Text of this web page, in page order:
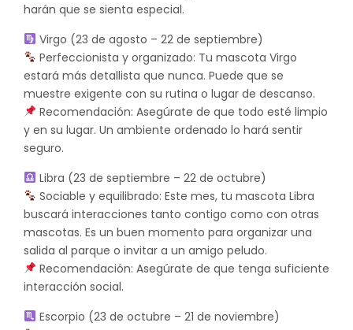
harán que se sienta especial.
Virgo (23 de agosto – 22 de septiembre)
Perfeccionista y organizado: Tu mascota Virgo
estará más detallista que nunca. Puede que se
muestre exigente con su rutina o lugar de descanso.
Recomendación: Asegúrate de que todo esté limpio
y en su lugar. Un ambiente ordenado lo hará sentir
seguro.
Libra (23 de septiembre – 22 de octubre)
Sociable y equilibrado: Este mes, tu mascota Libra
buscará interacciones tanto contigo como con otras
mascotas. Es un buen momento para organizar una
salida al parque o invitar a un amigo peludo.
Recomendación: Asegúrate de que tenga suficiente
interacción social.
Escorpio (23 de octubre – 21 de noviembre)